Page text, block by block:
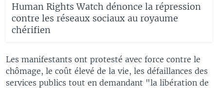
Human Rights Watch dénonce la répression
contre les réseaux sociaux au royaume
chérifien
Les manifestants ont protesté avec force contre le
chômage, le coût élevé de la vie, les défaillances des
services publics tout en demandant "la libération de